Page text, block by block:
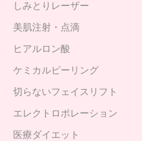
しみとりレーザー
美肌注射・点滴
ヒアルロン酸
ケミカルピーリング
切らないフェイスリフト
エレクトロポレーション
医療ダイエット